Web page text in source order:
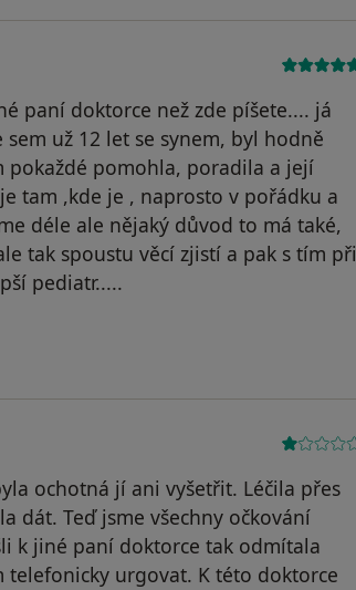
paní doktorce než zde píšete.... já
už 12 let se synem, byl hodně
pokaždé pomohla, poradila a její
tam ,kde je , naprosto v pořádku a
déle ale nějaký důvod to má také,
tak spoustu věcí zjistí a pak s tím při
pediatr.....
Martina Malá
ochotná jí ani vyšetřit. Léčila přes
dát. Teď jsme všechny očkování
k jiné paní doktorce tak odmítala
urgovat. K této doktorce